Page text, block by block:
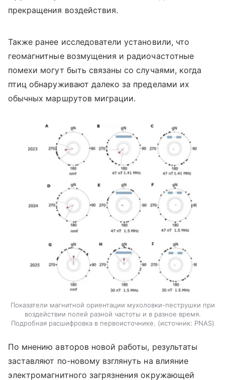
прекращения воздействия.
Также ранее исследователи установили, что
геомагнитные возмущения и радиочастотные
помехи могут быть связаны со случаями, когда
птиц обнаруживают далеко за пределами их
обычных маршрутов миграции.
Показатели магнитной ориентации мухоловки-пеструшки при
воздействии полей разной частоты и в разное время.
Подробная расшифровка в первоисточнике.
источник: PNAS
По мнению авторов новой работы, результаты
заставляют по-новому взглянуть на влияние
электромагнитного загрязнения окружающей